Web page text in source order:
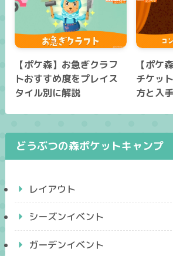
【ポケ森】お急ぎクラフ
トおすすめ度をプレイス
タイル別に解説
【ポケ
チケッ
方と入
どうぶつの森ポケットキャンプ
レイアウト
シーズンイベント
ガーデンイベント